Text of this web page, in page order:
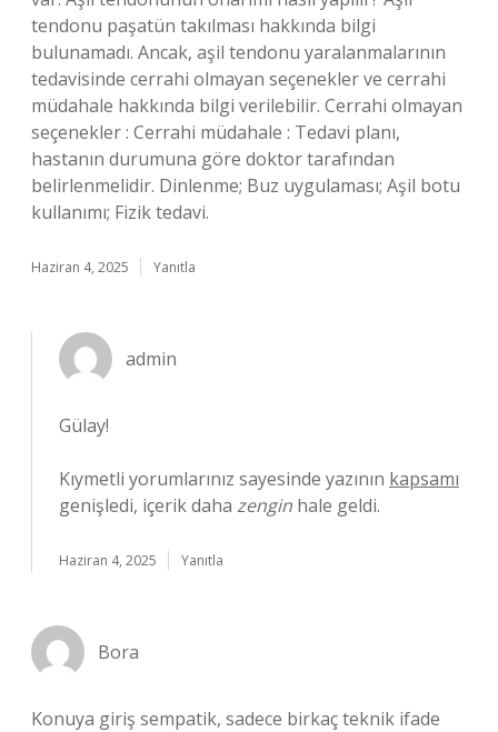
tendonu paşatün takılması hakkında bilgi
bulunamadı. Ancak, aşil tendonu yaralanmalarının
tedavisinde cerrahi olmayan seçenekler ve cerrahi
müdahale hakkında bilgi verilebilir. Cerrahi olmayan
seçenekler : Cerrahi müdahale : Tedavi planı,
hastanın durumuna göre doktor tarafından
belirlenmelidir. Dinlenme; Buz uygulaması; Aşil botu
kullanımı; Fizik tedavi.
Haziran 4, 2025 Yanıtla
admin
Gülay!
Kıymetli yorumlarınız sayesinde yazının kapsamı
genişledi, içerik daha zengin hale geldi.
Haziran 4, 2025 Yanıtla
Bora
Konuya giriş sempatik, sadece birkaç teknik ifade